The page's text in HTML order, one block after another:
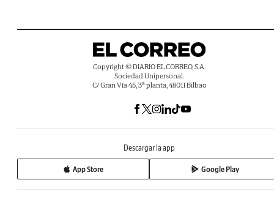
Copyright © DIARIO EL CORREO, S.A.
Sociedad Unipersonal.
C/ Gran Vía 45, 3ª planta, 48011 Bilbao
Descargar la app
App Store Google Play